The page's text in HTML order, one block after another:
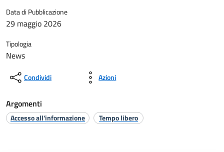
Data di Pubblicazione
29 maggio 2026
Tipologia
News
Condividi Azioni
Argomenti
Accesso all'informazione Tempo libero